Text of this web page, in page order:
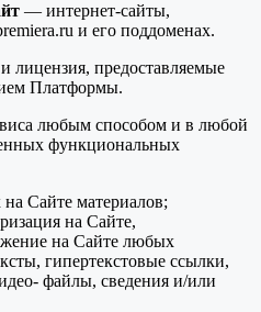
— интернет-сайты,
и его поддоменах.
лицензия, предоставляемые
Платформы.
любым способом и в любой
функциональных
Сайте материалов;
на Сайте,
на Сайте любых
гипертекстовые ссылки,
файлы, сведения и/или